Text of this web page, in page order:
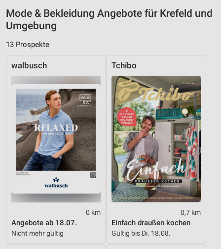
Mode & Bekleidung Angebote für Krefeld und
Umgebung
13 Prospekte
walbusch
0 km
Angebote ab 18.07.
Nicht mehr gültig
Tchibo
0,7 km
Einfach draußen kochen
Gültig bis Di. 18.08.